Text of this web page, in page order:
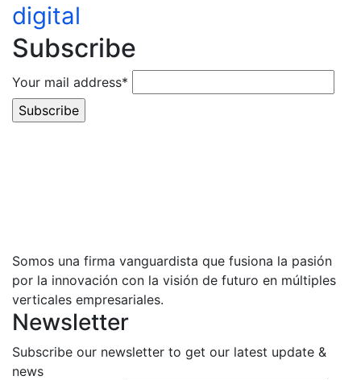
digital
Subscribe
Your mail address*
Somos una firma vanguardista que fusiona la pasión
por la innovación con la visión de futuro en múltiples
verticales empresariales.
Newsletter
Subscribe our newsletter to get our latest update &
news